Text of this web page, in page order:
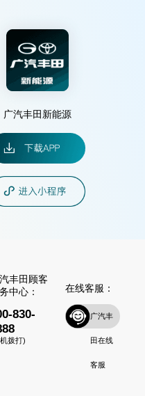
广汽丰田新能源
丰田顾客
中心：
830-
拨打)
在线客服：
广汽丰
田在线
客服